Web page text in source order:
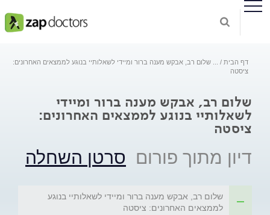
דף הבית
שלום רב, אבקש מענה ברור ומיידי לשאלותיי בנוגע לממצאים האחרונים:
ציסטה
שלום רב, אבקש מענה ברור ומיידי
לשאלותיי בנוגע לממצאים האחרונים:
ציסטה
דיון מתוך פורום סרטן השחלה
שלום רב, אבקש מענה ברור ומיידי לשאלותיי בנוגע
לממצאים האחרונים: ציסטה